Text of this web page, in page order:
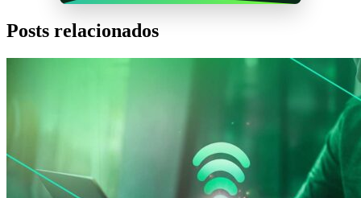
Posts relacionados